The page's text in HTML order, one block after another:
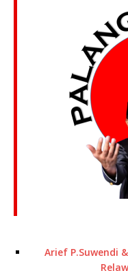
Arief P.Suwendi